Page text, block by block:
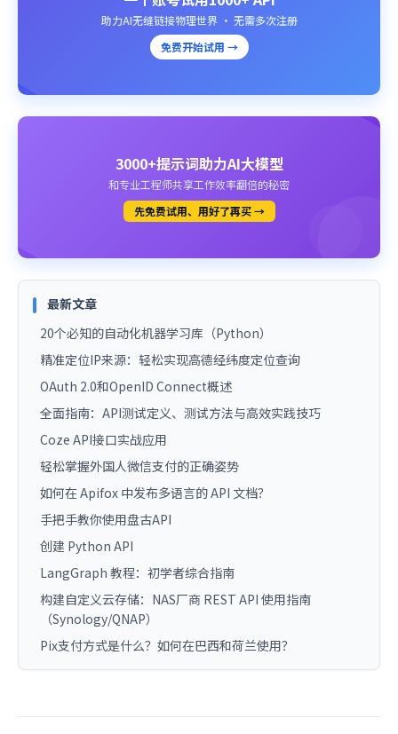
助力AI无缝链接物理世界 · 无需多次注册
免费开始试用 →
3000+提示词助力AI大模型
和专业工程师共享工作效率翻倍的秘密
先免费试用、用好了再买 →
最新文章
20个必知的自动化机器学习库（Python）
精准定位IP来源：轻松实现高德经纬度定位查询
OAuth 2.0和OpenID Connect概述
全面指南：API测试定义、测试方法与高效实践技巧
Coze API接口实战应用
轻松掌握外国人微信支付的正确姿势
如何在 Apifox 中发布多语言的 API 文档？
手把手教你使用盘古API
创建 Python API
LangGraph 教程：初学者综合指南
构建自定义云存储：NAS厂商 REST API 使用指南
（Synology/QNAP）
Pix支付方式是什么？如何在巴西和荷兰使用？